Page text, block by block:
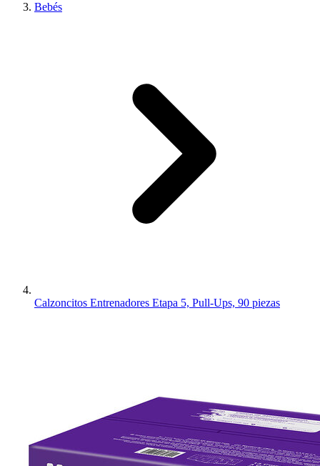
Bebés
Calzoncitos Entrenadores Etapa 5, Pull-Ups, 90 piezas